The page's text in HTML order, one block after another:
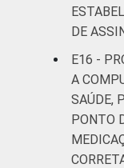
DE
E16 -
A
SAÚDE,
PONTO